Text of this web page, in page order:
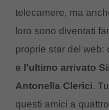
telecamere, ma
loro sono diventati
proprie star del web:
e l’ultimo arrivato
Antonella Clerici.
questi amici a